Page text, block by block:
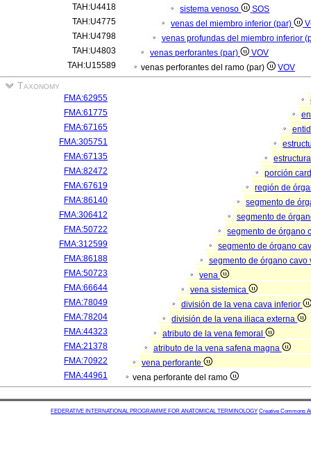
TAH:U4418
sistema venoso
SOS
TAH:U4775
venas del miembro inferior (par)
TAH:U4798
venas profundas del miembro inferior
TAH:U4803
venas perforantes (par)
VOV
TAH:U15589
venas perforantes del ramo (par) VOV
Taxonomy
FMA:62955
FMA:61775
FMA:67165
FMA:305751
FMA:67135
FMA:82472
porción
FMA:67619
región de
FMA:86140
segmento de
FMA:306412
segmento de
FMA:50722
segmento de órgano
FMA:312599
segmento de órgano
FMA:86188
segmento de órgano cavo
FMA:50723
vena
FMA:66644
vena sistemica
FMA:78049
división de la vena cava inferior
FMA:78204
división de la vena iliaca externa
FMA:44323
atributo de la vena femoral
FMA:21378
atributo de la vena safena magna
FMA:70922
vena perforante
FMA:44961
vena perforante del ramo
FEDERATIVE INTERNATIONAL PROGRAMME FOR ANATOMICAL TERMINOLOGY Creative Commons